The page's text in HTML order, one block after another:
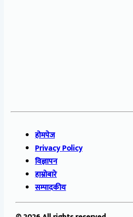
होमपेज
Privacy Policy
विज्ञापन
हाम्रोबारे
सम्पादकीय